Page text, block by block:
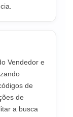
Vendedor e
de
de
a busca